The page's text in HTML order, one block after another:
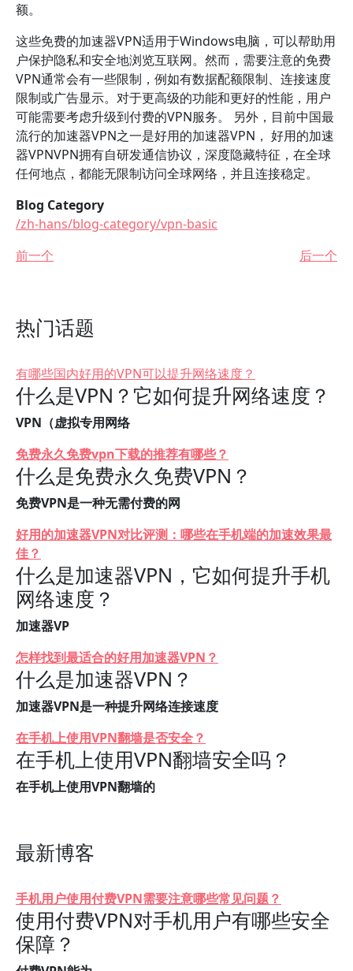
额。
这些免费的加速器VPN适用于Windows电脑，可以帮助用
户保护隐私和安全地浏览互联网。然而，需要注意的免费
VPN通常会有一些限制，例如有数据配额限制、连接速度
限制或广告显示。对于更高级的功能和更好的性能，用户
可能需要考虑升级到付费的VPN服务。 另外，目前中国最
流行的加速器VPN之一是好用的加速器VPN， 好用的加速
器VPNVPN拥有自研发通信协议，深度隐藏特征，在全球
任何地点，都能无限制访问全球网络，并且连接稳定。
Blog Category
/zh-hans/blog-category/vpn-basic
前一个
后一个
热门话题
有哪些国内好用的VPN可以提升网络速度？
什么是VPN？它如何提升网络速度？
VPN（虚拟专用网络
免费永久免费vpn下载的推荐有哪些？
什么是免费永久免费VPN？
免费VPN是一种无需付费的网
好用的加速器VPN对比评测：哪些在手机端的加速效果最
佳？
什么是加速器VPN，它如何提升手机
网络速度？
加速器VP
怎样找到最适合的好用加速器VPN？
什么是加速器VPN？
加速器VPN是一种提升网络连接速度
在手机上使用VPN翻墙是否安全？
在手机上使用VPN翻墙安全吗？
在手机上使用VPN翻墙的
最新博客
手机用户使用付费VPN需要注意哪些常见问题？
使用付费VPN对手机用户有哪些安全
保障？